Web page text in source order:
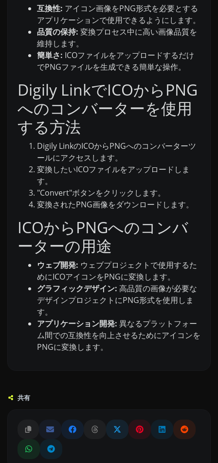
互換性: アイコン画像をPNG形式を必要とする
アプリケーションで使用できるようにします。
品質の保持: 変換プロセス中に高い画像品質を
維持します。
簡単さ: ICOファイルをアップロードするだけ
でPNGファイルを生成できる簡単な操作。
Digily LinkでICOからPNG
へのコンバーターを使用
する方法
Digily LinkのICOからPNGへのコンバーターツ
ールにアクセスします。
変換したいICOファイルをアップロードしま
す。
"Convert"ボタンをクリックします。
変換されたPNG画像をダウンロードします。
ICOからPNGへのコンバ
ーターの用途
ウェブ開発: ウェブプロジェクトで使用するた
めにICOアイコンをPNGに変換します。
グラフィックデザイン: 高品質の画像が必要な
デザインプロジェクトにPNG形式を使用しま
す。
アプリケーション開発: 異なるプラットフォー
ム間での互換性を向上させるためにアイコンを
PNGに変換します。
共有